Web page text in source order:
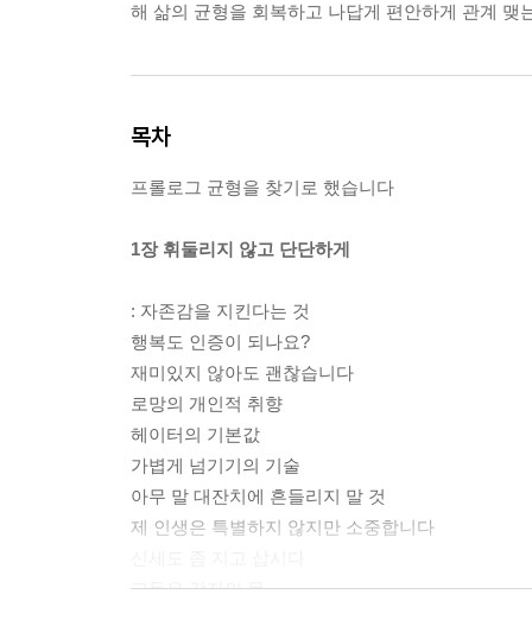
해 삶의 균형을 회복하고 나답게 편안하게 관계 맺
목차
프롤로그 균형을 찾기로 했습니다
1장 휘둘리지 않고 단단하게
: 자존감을 지킨다는 것
행복도 인증이 되나요?
재미있지 않아도 괜찮습니다
로망의 개인적 취향
헤이터의 기본값
가볍게 넘기기의 기술
아무 말 대잔치에 흔들리지 말 것
제 인생은 특별하지 않지만 소중합니다
고독은 각자의 몫